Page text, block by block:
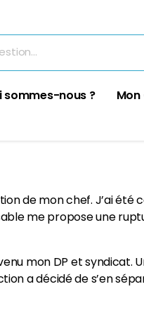
sommes-nous ?
de mon chef. J’ai été
me propose une
mon DP et
a décidé de s’en